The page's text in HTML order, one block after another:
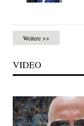
Weitere >>
VIDEO